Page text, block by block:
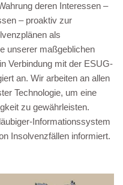
deren Interessen –
– proaktiv zur
als
unserer maßgeblichen
Verbindung mit der ESUG-
an. Wir arbeiten an allen
Technologie, um eine
zu gewährleisten.
Informationssystem
Insolvenzfällen informiert.